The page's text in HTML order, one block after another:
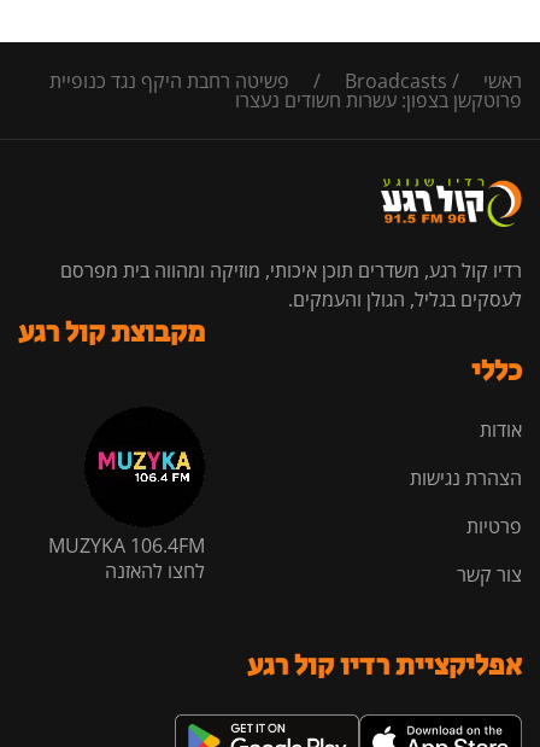
ראשי /
Broadcasts
/ פשיטה רחבת היקף נגד כנופיית
פרוטקשן בצפון: עשרות חשודים נעצרו
רדיו קול רגע, משדרים תוכן איכותי, מוזיקה ומהווה בית מפרסם
לעסקים בגליל, הגולן והעמקים.
כללי
אודות
הצהרת נגישות
פרטיות
צור קשר
מקבוצת קול רגע
MUZYKA 106.4FM
לחצו להאזנה
אפליקציית רדיו קול רגע